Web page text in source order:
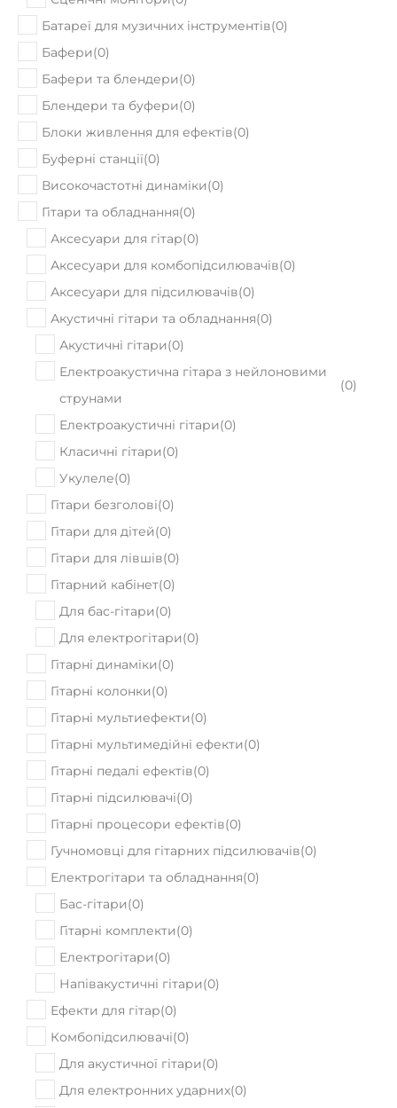
Батареї для музичних інструментів(0)
Бафери(0)
Бафери та блендери(0)
Блендери та буфери(0)
Блоки живлення для ефектів(0)
Буферні станції(0)
Високочастотні динаміки(0)
Гітари та обладнання(0)
Аксесуари для гітар(0)
Аксесуари для комбопідсилювачів(0)
Аксесуари для підсилювачів(0)
Акустичні гітари та обладнання(0)
Акустичні гітари(0)
Електроакустична гітара з нейлоновими
струнами
(0)
Електроакустичні гітари(0)
Класичні гітари(0)
Укулеле(0)
Гітари безголові(0)
Гітари для дітей(0)
Гітари для лівшів(0)
Гітарний кабінет(0)
Для бас-гітари(0)
Для електрогітари(0)
Гітарні динаміки(0)
Гітарні колонки(0)
Гітарні мультиефекти(0)
Гітарні мультимедійні ефекти(0)
Гітарні педалі ефектів(0)
Гітарні підсилювачі(0)
Гітарні процесори ефектів(0)
Гучномовці для гітарних підсилювачів(0)
Електрогітари та обладнання(0)
Бас-гітари(0)
Гітарні комплекти(0)
Електрогітари(0)
Напівакустичні гітари(0)
Ефекти для гітар(0)
Комбопідсилювачі(0)
Для акустичної гітари(0)
Для електронних ударних(0)